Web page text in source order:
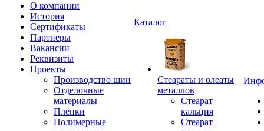
О компании
История
Сертификаты
Партнеры
Вакансии
Реквизиты
Проекты
Производство шин
Отделочные
материалы
Плёнки
Полимерные
Каталог
Стеараты и олеаты
металлов
Стеарат
кальция
Стеарат